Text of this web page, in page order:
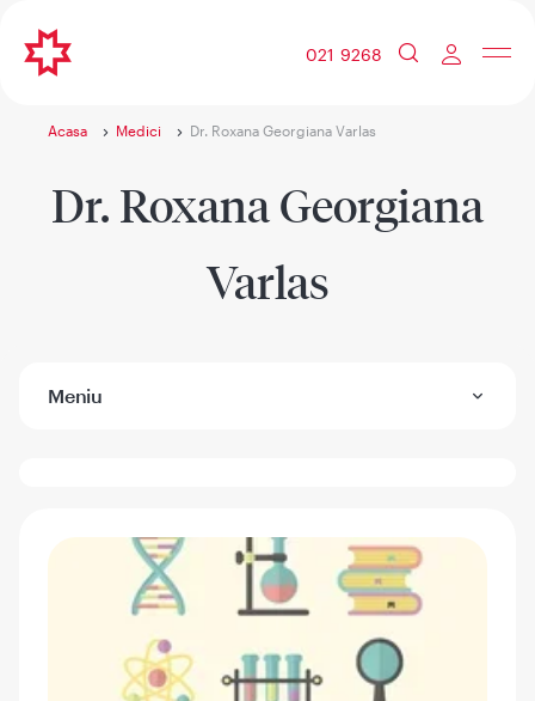
021 9268
Acasa Medici Dr. Roxana Georgiana Varlas
Dr. Roxana Georgiana
Varlas
Meniu